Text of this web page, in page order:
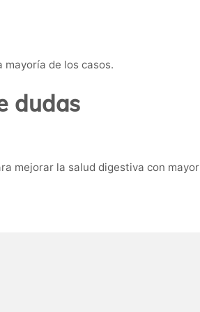
de los casos.
dudas
mejorar la salud digestiva con mayor